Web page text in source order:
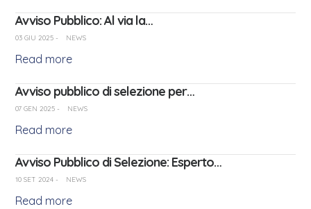
Avviso Pubblico: Al via la…
03 GIU 2025 - NEWS
Read more
Avviso pubblico di selezione per…
07 GEN 2025 - NEWS
Read more
Avviso Pubblico di Selezione: Esperto…
10 SET 2024 - NEWS
Read more